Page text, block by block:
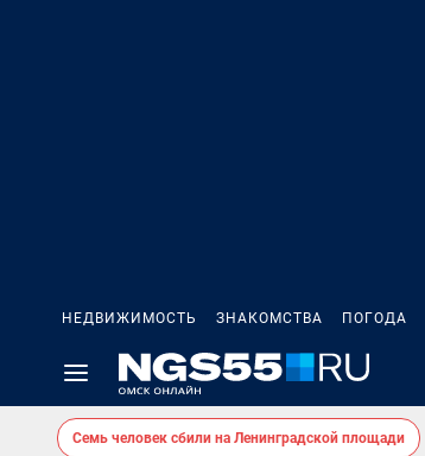
НЕДВИЖИМОСТЬ ЗНАКОМСТВА ПОГОДА
Семь человек сбили на Ленинградской площади